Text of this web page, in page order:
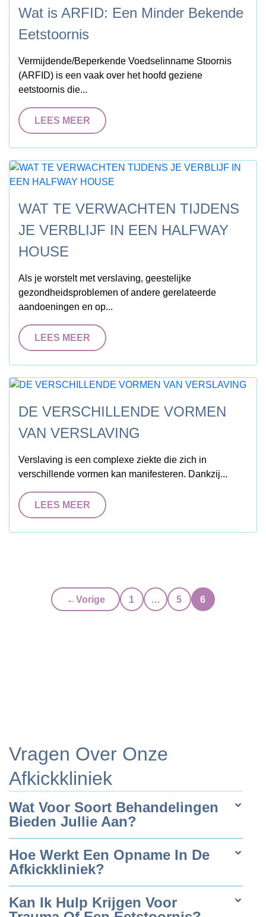
Wat is ARFID: Een Minder Bekende
Eetstoornis
Vermijdende/Beperkende Voedselinname Stoornis
(ARFID) is een vaak over het hoofd geziene
eetstoornis die...
LEES MEER
WAT TE VERWACHTEN TIJDENS
JE VERBLIJF IN EEN HALFWAY
HOUSE
Als je worstelt met verslaving, geestelijke
gezondheidsproblemen of andere gerelateerde
aandoeningen en op...
LEES MEER
DE VERSCHILLENDE VORMEN
VAN VERSLAVING
Verslaving is een complexe ziekte die zich in
verschillende vormen kan manifesteren. Dankzij...
LEES MEER
←Vorige 1 … 5 6
Vragen Over Onze
Afkickkliniek
Wat Voor Soort Behandelingen
Bieden Jullie Aan?
Hoe Werkt Een Opname In De
Afkickkliniek?
Kan Ik Hulp Krijgen Voor